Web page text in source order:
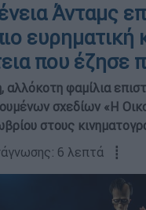
Άνταμς
ευρηματική
που έζησε
αλλόκοτη φαμίλια
σχεδίων «Η
στους
6 λεπτά ┋